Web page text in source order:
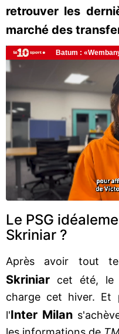
retrouver les
marché des
Le PSG
Skriniar ?
Après avoir tout
Skriniar cet été, le
charge cet hiver. Et
l'Inter Milan